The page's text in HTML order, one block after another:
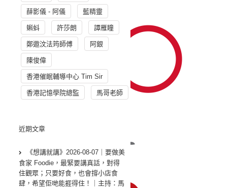
薛影儀 - 阿儀 藍精靈
蝌蚪 許莎朗 譚雁瞳
鄭遨汶法筠師傅 阿銀
陳俊偉
香港催眠輔導中心 Tim Sir
香港記憶學院總監 馬哥老師
近期文章
《想講就講》2026-08-07｜要做美
食家 Foodie，最緊要講真話，對得
住觀眾；只要好食，也會撐小店食
肆，希望佢哋能捱得住！｜主持：馬